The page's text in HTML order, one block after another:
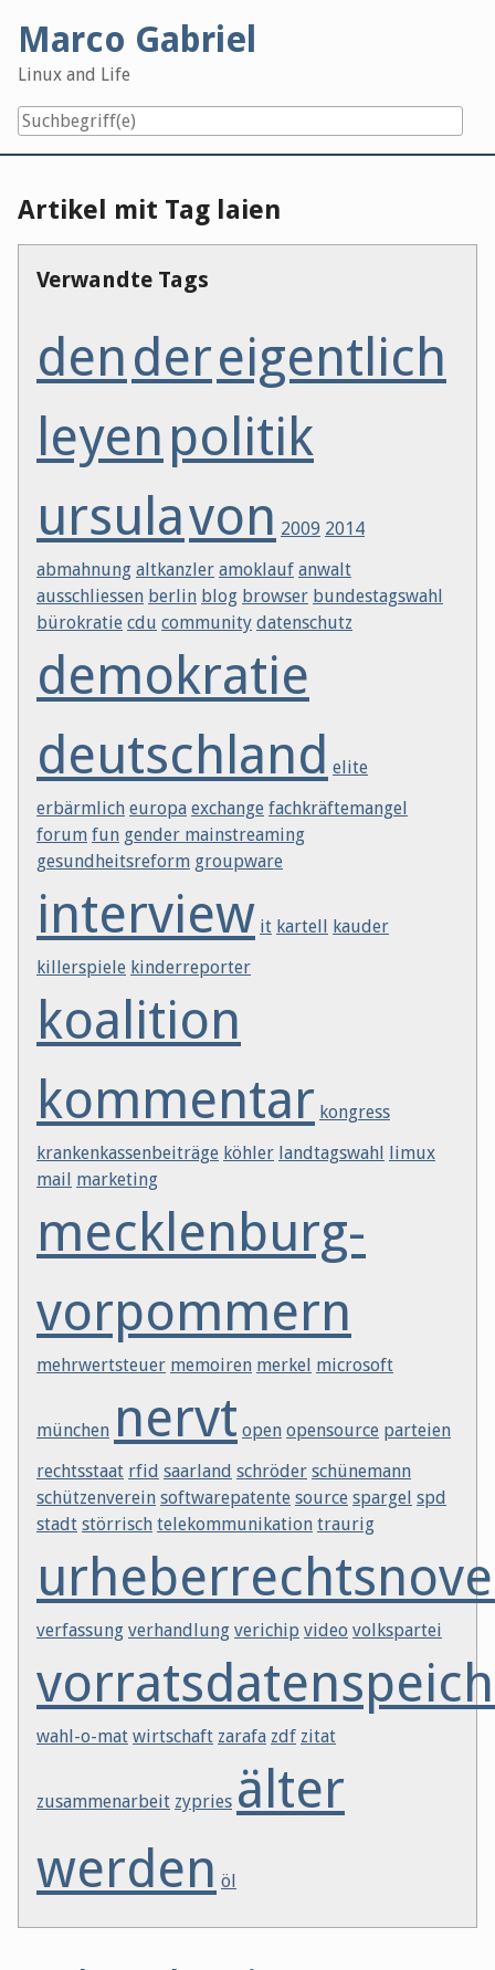
content
Marco Gabriel
Linux and Life
Artikel mit Tag laien
Verwandte Tags
dendereigentlich
leyenpolitik
ursulavon 2009 2014
abmahnung altkanzler amoklauf anwalt
ausschliessen berlin blog browser bundestagswahl
bürokratie cdu community datenschutz
demokratie
deutschland elite
erbärmlich europa exchange fachkräftemangel
forum fun gender mainstreaming
gesundheitsreform groupware
interview it kartell
kauder
killerspiele kinderreporter
koalition
kommentar kongress
krankenkassenbeiträge köhler landtagswahl
limux
mail marketing
mecklenburg-
vorpommern
mehrwertsteuer memoiren merkel microsoft
münchen nervt open opensource parteien
rechtsstaat rfid saarland schröder schünemann
schützenverein softwarepatente source spargel spd
stadt störrisch telekommunikation traurig
verfassung verhandlung verichip video volkspartei
wahl-o-mat wirtschaft zarafa zdf zitat
zusammenarbeit zypries älter
werden öl